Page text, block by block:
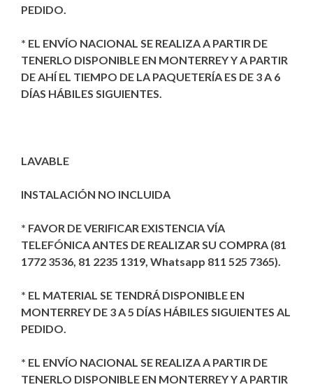
PEDIDO.
* EL ENVÍO NACIONAL SE REALIZA A PARTIR DE
TENERLO DISPONIBLE EN MONTERREY Y A PARTIR
DE AHÍ EL TIEMPO DE LA PAQUETERÍA ES DE 3 A 6
DÍAS HÁBILES SIGUIENTES.
LAVABLE
INSTALACIÓN NO INCLUIDA
* FAVOR DE VERIFICAR EXISTENCIA VÍA
TELEFÓNICA ANTES DE REALIZAR SU COMPRA (81
1772 3536, 81 2235 1319, Whatsapp 811 525 7365).
* EL MATERIAL SE TENDRÁ DISPONIBLE EN
MONTERREY DE 3 A 5 DÍAS HÁBILES SIGUIENTES AL
PEDIDO.
* EL ENVÍO NACIONAL SE REALIZA A PARTIR DE
TENERLO DISPONIBLE EN MONTERREY Y A PARTIR